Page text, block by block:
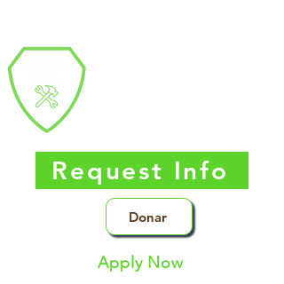
Donar
Request Info
Apply Now